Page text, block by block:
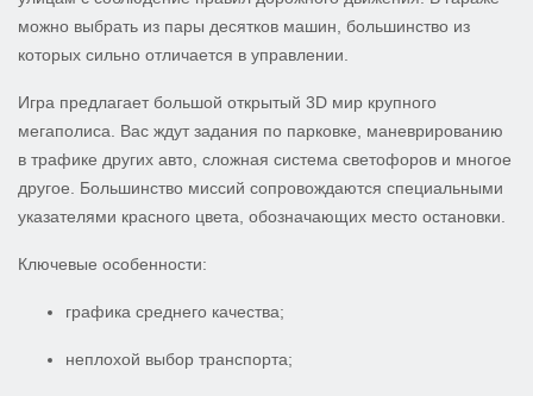
можно выбрать из пары десятков машин, большинство из
которых сильно отличается в управлении.
Игра предлагает большой открытый 3D мир крупного
мегаполиса. Вас ждут задания по парковке, маневрированию
в трафике других авто, сложная система светофоров и многое
другое. Большинство миссий сопровождаются специальными
указателями красного цвета, обозначающих место остановки.
Ключевые особенности:
графика среднего качества;
неплохой выбор транспорта;